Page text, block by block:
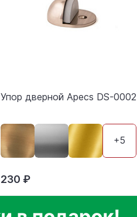
Упор дверной Apecs DS-0002
+5
230 ₽